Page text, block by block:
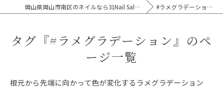
岡山県岡山市南区のネイルなら31Nail Salon #ラメグラデーション
タグ『#ラメグラデーション』のペ
ージ一覧
根元から先端に向かって色が変化するラメグラデーション